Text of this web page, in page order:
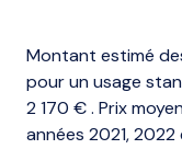
Montant estimé
pour un usage
2 170 € . Prix
années 2021,